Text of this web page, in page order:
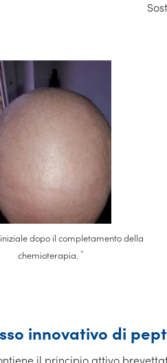
dopo il completamento della
chemioterapia. *
innovativo di